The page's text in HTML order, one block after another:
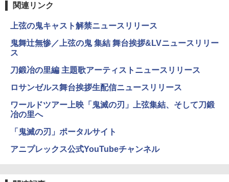
関連リンク
上弦の鬼キャスト解禁ニュースリリース
鬼舞辻無惨／上弦の鬼 集結 舞台挨拶&LVニュースリリー
ス
刀鍛冶の里編 主題歌アーティストニュースリリース
ロサンゼルス舞台挨拶生配信ニュースリリース
ワールドツアー上映「鬼滅の刃」上弦集結、そして刀鍛
冶の里へ
「鬼滅の刃」ポータルサイト
アニプレックス公式YouTubeチャンネル